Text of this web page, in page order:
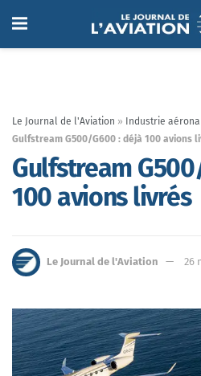
Le Journal de l'Aviation » Industrie
Gulfstream G500/G600 : déjà 100 avions
Gulfstream
100 avions livrés
Le Journal de l'Aviation 26